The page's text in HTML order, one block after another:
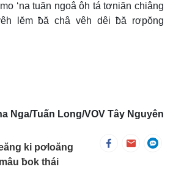
‘na tuăn ngoâ ôh tá tơniăn chiâng
lĕm ƀă châ vêh dêi ƀă rơpŏng
Nga/Tuấn Long/VOV Tây Nguyên
ki pơloăng
ƀok thái